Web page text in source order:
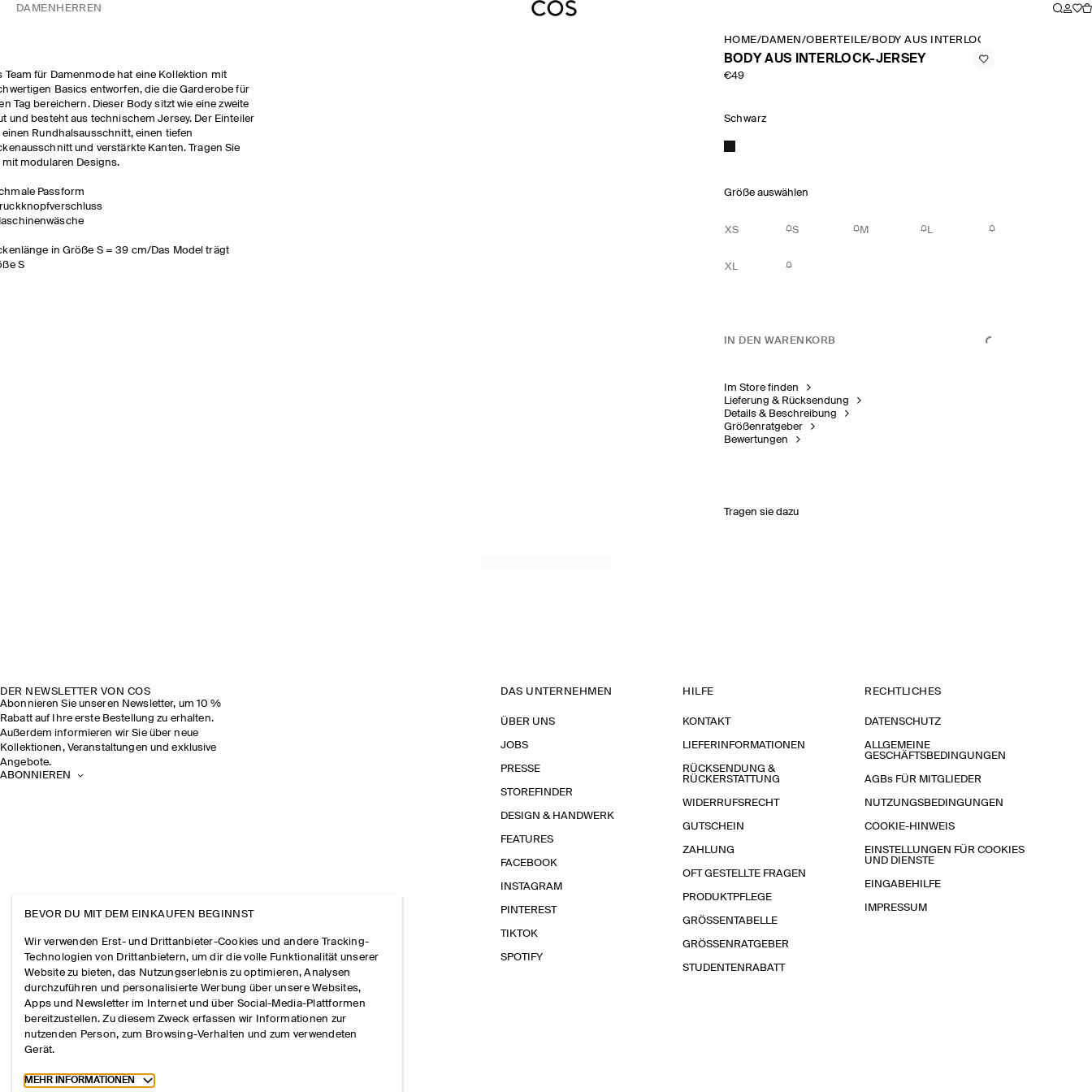
DAMEN HERREN
Team für Damenmode hat eine Kollektion mit
Basics entworfen, die die Garderobe für
Tag bereichern. Dieser Body sitzt wie eine zweite
und besteht aus technischem Jersey. Der Einteiler
einen Rundhalsausschnitt, einen tiefen
und verstärkte Kanten. Tragen Sie
mit modularen Designs.
Passform
in Größe S = 39 cm/Das Model trägt
S
HOME/DAMEN /OBERTEILE/ BODY AUS INTERLOCK JERSEY
BODY AUS INTERLOCK-JERSEY
€49
Schwarz
Größe auswählen
XS S M L
XL
IN DEN WARENKORB
Im Store finden
Lieferung & Rücksendung
Details & Beschreibung
Größenratgeber
Bewertungen
Tragen sie dazu
DER NEWSLETTER VON COS
Abonnieren Sie unseren Newsletter, um 10 %
Rabatt auf Ihre erste Bestellung zu erhalten.
Außerdem informieren wir Sie über neue
Kollektionen, Veranstaltungen und exklusive
Angebote.
ABONNIEREN
DAS UNTERNEHMEN
ÜBER UNS
JOBS
PRESSE
STOREFINDER
DESIGN & HANDWERK
FEATURES
FACEBOOK
INSTAGRAM
PINTEREST
TIKTOK
SPOTIFY
HILFE
KONTAKT
LIEFERINFORMATIONEN
RÜCKSENDUNG &
RÜCKERSTATTUNG
WIDERRUFSRECHT
GUTSCHEIN
ZAHLUNG
OFT GESTELLTE FRAGEN
PRODUKTPFLEGE
GRÖSSENTABELLE
GRÖSSENRATGEBER
STUDENTENRABATT
RECHTLICHES
DATENSCHUTZ
ALLGEMEINE
GESCHÄFTSBEDINGUNGEN
AGBs FÜR MITGLIEDER
NUTZUNGSBEDINGUNGEN
COOKIE-HINWEIS
EINSTELLUNGEN FÜR COOKIES
UND DIENSTE
EINGABEHILFE
IMPRESSUM
BEVOR DU MIT DEM EINKAUFEN BEGINNST
Wir verwenden Erst- und Drittanbieter-Cookies und andere Tracking-
Technologien von Drittanbietern, um dir die volle Funktionalität unserer
Website zu bieten, das Nutzungserlebnis zu optimieren, Analysen
durchzuführen und personalisierte Werbung über unsere Websites,
Apps und Newsletter im Internet und über Social-Media-Plattformen
bereitzustellen. Zu diesem Zweck erfassen wir Informationen zur
nutzenden Person, zum Browsing-Verhalten und zum verwendeten
Gerät.
Toggle more cookie information
MEHR INFORMATIONEN